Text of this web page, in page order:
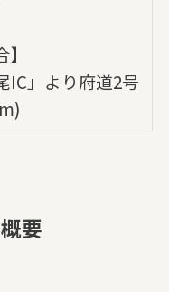
IC」より府道2号
要